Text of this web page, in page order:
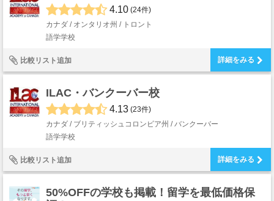
4.10 (24件)
カナダ / オンタリオ州 / トロント
語学学校
比較リスト追加 詳細をみる
ILAC・バンクーバー校
4.13 (23件)
カナダ / ブリティッシュコロンビア州 / バンクーバー
語学学校
比較リスト追加 詳細をみる
50%OFFの学校も掲載！留学を最低価格保